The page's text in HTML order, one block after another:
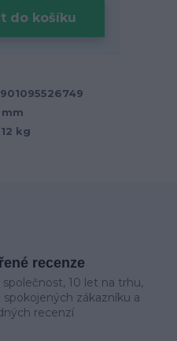
do košíku
12 kg
recenze
10 let na trhu,
zákazníku a
recenzí